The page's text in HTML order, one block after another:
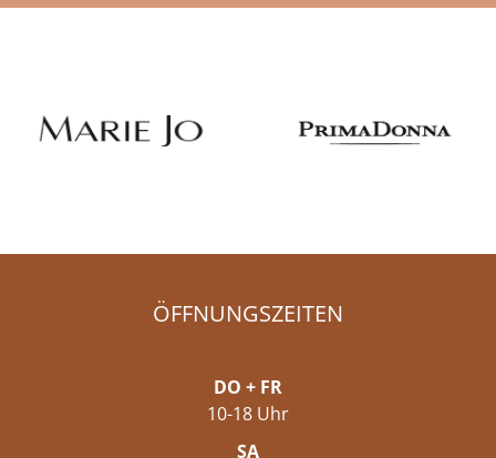
ÖFFNUNGSZEITEN
DO + FR
10-18 Uhr
SA